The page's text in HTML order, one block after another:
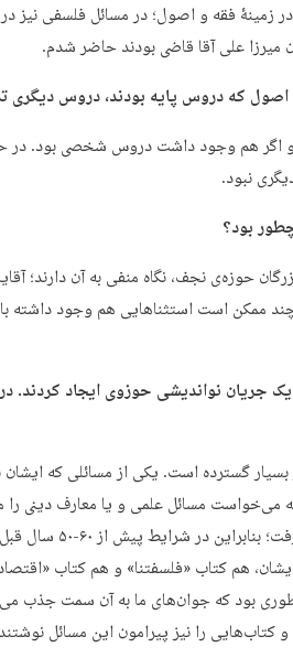
زمینۀ فقه و اصول؛ در مسائل فلسفی
میرزا علی آقا قاضی بودند حاضر شدم.
اصول که دروس پایه بودند، دروس
و اگر هم وجود داشت دروس شخصی بود.
نبود.
بود؟
حوزه‌ی نجف، نگاه منفی به آن دارند؛
ممکن است استثناهایی هم وجود داشته
نواندیشی حوزوی ایجاد کردند. در
گسترده است. یکی از مسائلی که ایشان
می‌خواست مسائل علمی و یا معارف دینی را
مکان و زمان را در نظر می‌گرفت؛
هم کتاب «فلسفتنا» و هم کتاب
بود که جوان‌های ما به آن سمت جذب
کتاب‌هایی را نیز پیرامون این مسائل